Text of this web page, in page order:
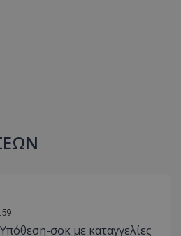
σοκ με καταγγελίες